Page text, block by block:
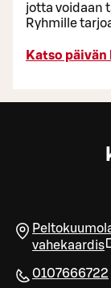
jotta voidaan
Ryhmille
Katso päivän
vahekaardis
0107666722